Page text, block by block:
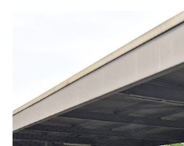
Abbrechen